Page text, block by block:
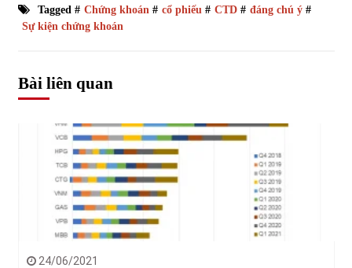
Tagged # Chứng khoán # cổ phiếu # CTD# đáng chú ý#
Sự kiện chứng khoán
Bài liên quan
24/06/2021